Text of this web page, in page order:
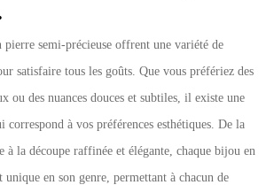
semi-précieuse offrent une variété de
satisfaire tous les goûts. Que vous préfériez des
ou des nuances douces et subtiles, il existe une
correspond à vos préférences esthétiques. De la
à la découpe raffinée et élégante, chaque bijou en
unique en son genre, permettant à chacun de